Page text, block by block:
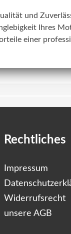
und
Ihres
einer
Rechtliches
Impressum
Widerrufsrecht
unsere AGB